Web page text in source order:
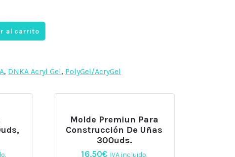
al carrito
, DNKA Acryl Gel, PolyGel/AcryGel
Molde Premiun Para
Construcción De Uñas
300uds.
16,50€ IVA incluido.